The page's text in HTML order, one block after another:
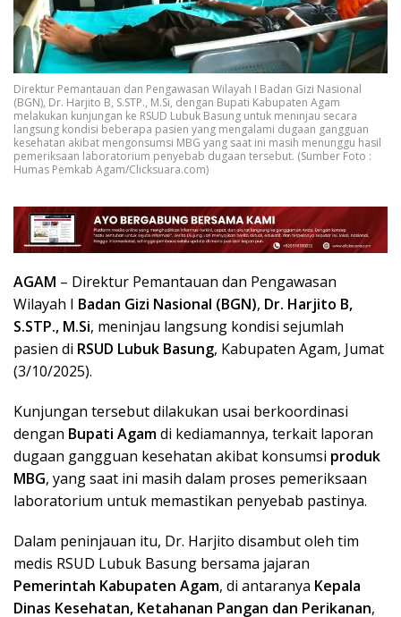
Direktur Pemantauan dan Pengawasan Wilayah I Badan Gizi Nasional
(BGN), Dr. Harjito B, S.STP., M.Si, dengan Bupati Kabupaten Agam
melakukan kunjungan ke RSUD Lubuk Basung untuk meninjau secara
langsung kondisi beberapa pasien yang mengalami dugaan gangguan
kesehatan akibat mengonsumsi MBG yang saat ini masih menunggu hasil
pemeriksaan laboratorium penyebab dugaan tersebut. (Sumber Foto :
Humas Pemkab Agam/Clicksuara.com)
AGAM – Direktur Pemantauan dan Pengawasan
Wilayah I Badan Gizi Nasional (BGN), Dr. Harjito B,
S.STP., M.Si, meninjau langsung kondisi sejumlah
pasien di RSUD Lubuk Basung, Kabupaten Agam, Jumat
(3/10/2025).
Kunjungan tersebut dilakukan usai berkoordinasi
dengan Bupati Agamdi kediamannya, terkait laporan
dugaan gangguan kesehatan akibat konsumsi produk
MBG, yang saat ini masih dalam proses pemeriksaan
laboratorium untuk memastikan penyebab pastinya.
Dalam peninjauan itu, Dr. Harjito disambut oleh tim
medis RSUD Lubuk Basung bersama jajaran
Pemerintah Kabupaten Agam, di antaranya Kepala
Dinas Kesehatan, Ketahanan Pangan dan Perikanan,